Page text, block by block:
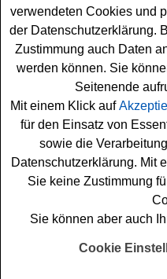
Ein tolles Müller
für alle Gewinner, die
Reise gewinnenmöchten.
wartet eine Lappland
glücklichen Gewinner.
Coca ColaFanpakete
Falls Sie an dem
teilnehmen möchten,
angegebenen Mengen
und den Kassenbon
genauen
Glück und können die
verwendeten Cookies und
der Datenschutzerklärung.
Zustimmung auch Daten
werden können. Sie
Seitenende
Mit einem Klick auf
für den Einsatz von
sowie die
Datenschutzerklärung. Mit
Sie keine Zustimmung
Sie können aber auch
Cookie